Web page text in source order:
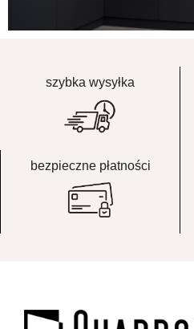
szybka wysyłka
bezpieczne płatności